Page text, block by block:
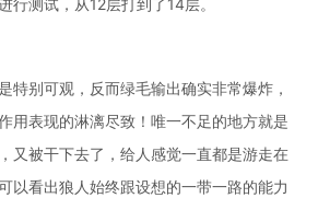
行测试，从12层打到了14层。
特别可观，反而绿毛输出确实非常爆炸，
用表现的淋漓尽致！唯一不足的地方就是
又被干下去了，给人感觉一直都是游走在
以看出狼人始终跟设想的一带一路的能力